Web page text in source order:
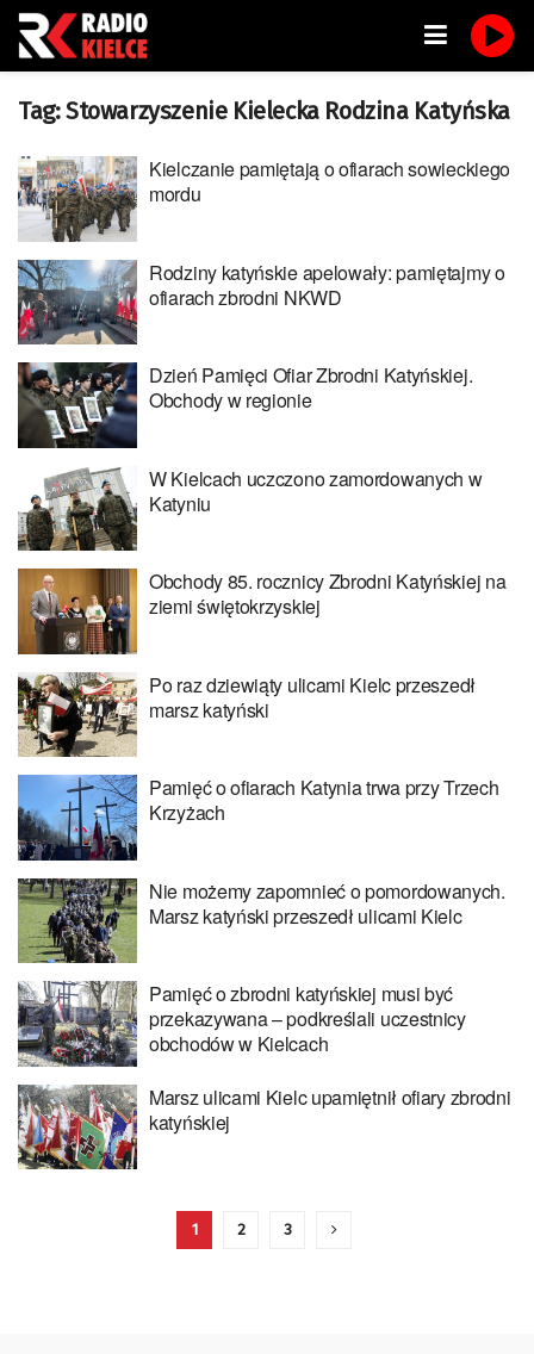
Tag:Stowarzyszenie Kielecka Rodzina Katyńska
Kielczanie pamiętają o ofiarach sowieckiego
mordu
Rodziny katyńskie apelowały: pamiętajmy o
ofiarach zbrodni NKWD
Dzień Pamięci Ofiar Zbrodni Katyńskiej.
Obchody w regionie
W Kielcach uczczono zamordowanych w
Katyniu
Obchody 85. rocznicy Zbrodni Katyńskiej na
ziemi świętokrzyskiej
Po raz dziewiąty ulicami Kielc przeszedł
marsz katyński
Pamięć o ofiarach Katynia trwa przy Trzech
Krzyżach
Nie możemy zapomnieć o pomordowanych.
Marsz katyński przeszedł ulicami Kielc
Pamięć o zbrodni katyńskiej musi być
przekazywana – podkreślali uczestnicy
obchodów w Kielcach
Marsz ulicami Kielc upamiętnił ofiary zbrodni
katyńskiej
1 2 3